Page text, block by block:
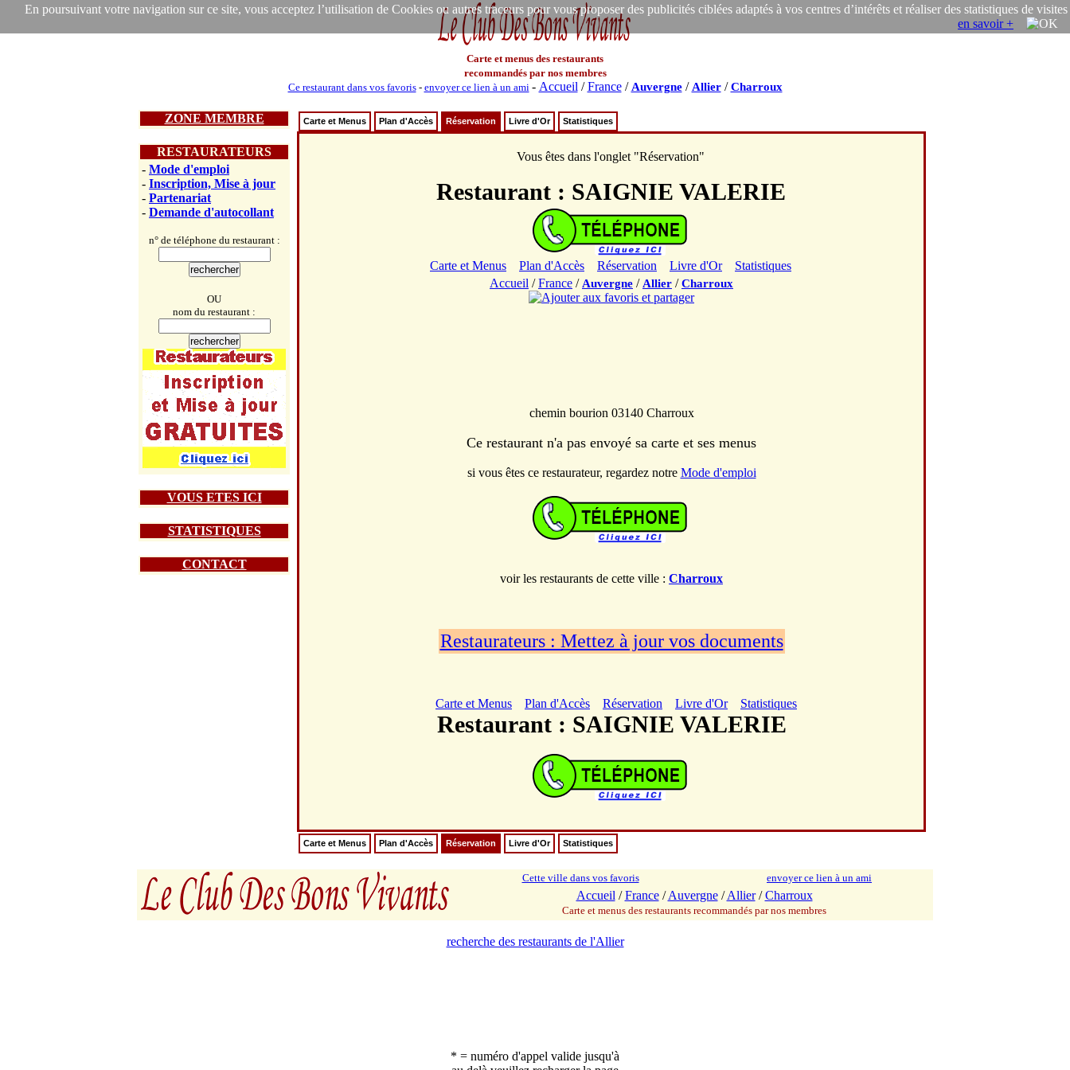
En poursuivant votre navigation sur ce site, vous acceptez l’utilisation de Cookies ou autres traceurs pour vous proposer des publicités ciblées adaptés à vos centres d’intérêts et réaliser des statistiques de visites
en savoir +
Carte et menus des restaurants
recommandés par nos membres
Ce restaurant dans vos favoris- envoyer ce lien à un ami - Accueil /France/ Auvergne/ Allier/Charroux
ZONE MEMBRE
RESTAURATEURS
- Mode d'emploi
- Inscription, Mise à jour
- Partenariat
- Demande d'autocollant
n° de téléphone du restaurant :
OU
nom du restaurant :
VOUS ETES ICI
STATISTIQUES
CONTACT
Carte et Menus Plan d'Accès Réservation Livre d'Or Statistiques
Vous êtes dans l'onglet "Réservation"
Restaurant : SAIGNIE VALERIE
Carte et Menus Plan d'Accès Réservation Livre d'Or
Statistiques
Accueil /France / Auvergne / Allier /Charroux
chemin bourion 03140 Charroux
Ce restaurant n'a pas envoyé sa carte et ses menus
si vous êtes ce restaurateur, regardez notre Mode d'emploi
voir les restaurants de cette ville : Charroux
Restaurateurs : Mettez à jour vos documents
Carte et Menus Plan d'Accès Réservation Livre d'Or Statistiques
Restaurant : SAIGNIE VALERIE
Carte et Menus Plan d'Accès Réservation Livre d'Or Statistiques
Cette ville dans vos favoris envoyer ce lien à un ami
Accueil /France/Auvergne/Allier/Charroux
Carte et menus des restaurants recommandés par nos membres
recherche des restaurants de l'Allier
* = numéro d'appel valide jusqu'à